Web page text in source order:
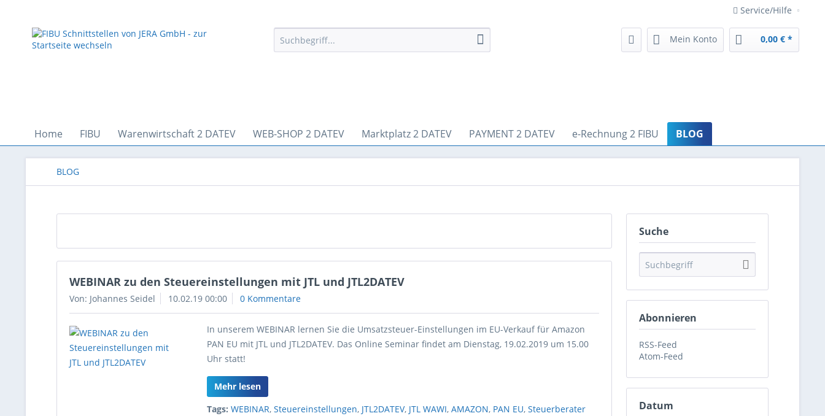
Service/Hilfe
Mein Konto 0,00 € *
Home FIBU Warenwirtschaft 2 DATEV WEB-SHOP 2 DATEV Marktplatz 2 DATEV PAYMENT 2 DATEV e-Rechnung 2 FIBU BLOG
BLOG
Suche
Abonnieren
RSS-Feed
Atom-Feed
Datum
WEBINAR zu den Steuereinstellungen mit JTL und JTL2DATEV
Von: Johannes Seidel 10.02.19 00:00 0 Kommentare
In unserem WEBINAR lernen Sie die Umsatzsteuer-Einstellungen im EU-Verkauf für Amazon
PAN EU mit JTL und JTL2DATEV. Das Online Seminar findet am Dienstag, 19.02.2019 um 15.00
Uhr statt!
Mehr lesen
Tags: WEBINAR,Steuereinstellungen, JTL2DATEV, JTL WAWI,AMAZON, PAN EU,Steuerberater